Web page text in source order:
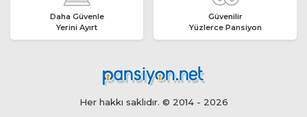
Daha Güvenle
Yerini Ayırt
Güvenilir
Yüzlerce Pansiyon
Her hakkı saklıdır. © 2014 - 2026